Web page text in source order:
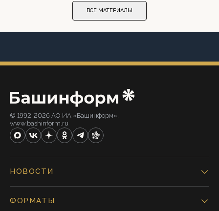
ВСЕ МАТЕРИАЛЫ
© 1992-2026 АО ИА «Башинформ».
www.bashinform.ru
НОВОСТИ
ФОРМАТЫ